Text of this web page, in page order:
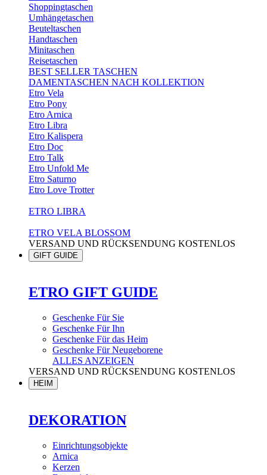
Shoppingtaschen
Umhängetaschen
Beuteltaschen
Handtaschen
Minitaschen
Reisetaschen
BEST SELLER TASCHEN
DAMENTASCHEN NACH KOLLEKTION
Etro Vela
Etro Pony
Etro Arnica
Etro Libra
Etro Kalispera
Etro Doc
Etro Talk
Etro Unfold Me
Etro Saturno
Etro Love Trotter
ETRO LIBRA
ETRO VELA BLOSSOM
VERSAND UND RÜCKSENDUNG KOSTENLOS
GIFT GUIDE
ETRO GIFT GUIDE
Geschenke Für Sie
Geschenke Für Ihn
Geschenke Für das Heim
Geschenke Für Neugeborene
ALLES ANZEIGEN
VERSAND UND RÜCKSENDUNG KOSTENLOS
HEIM
DEKORATION
Einrichtungsobjekte
Arnica
Kerzen